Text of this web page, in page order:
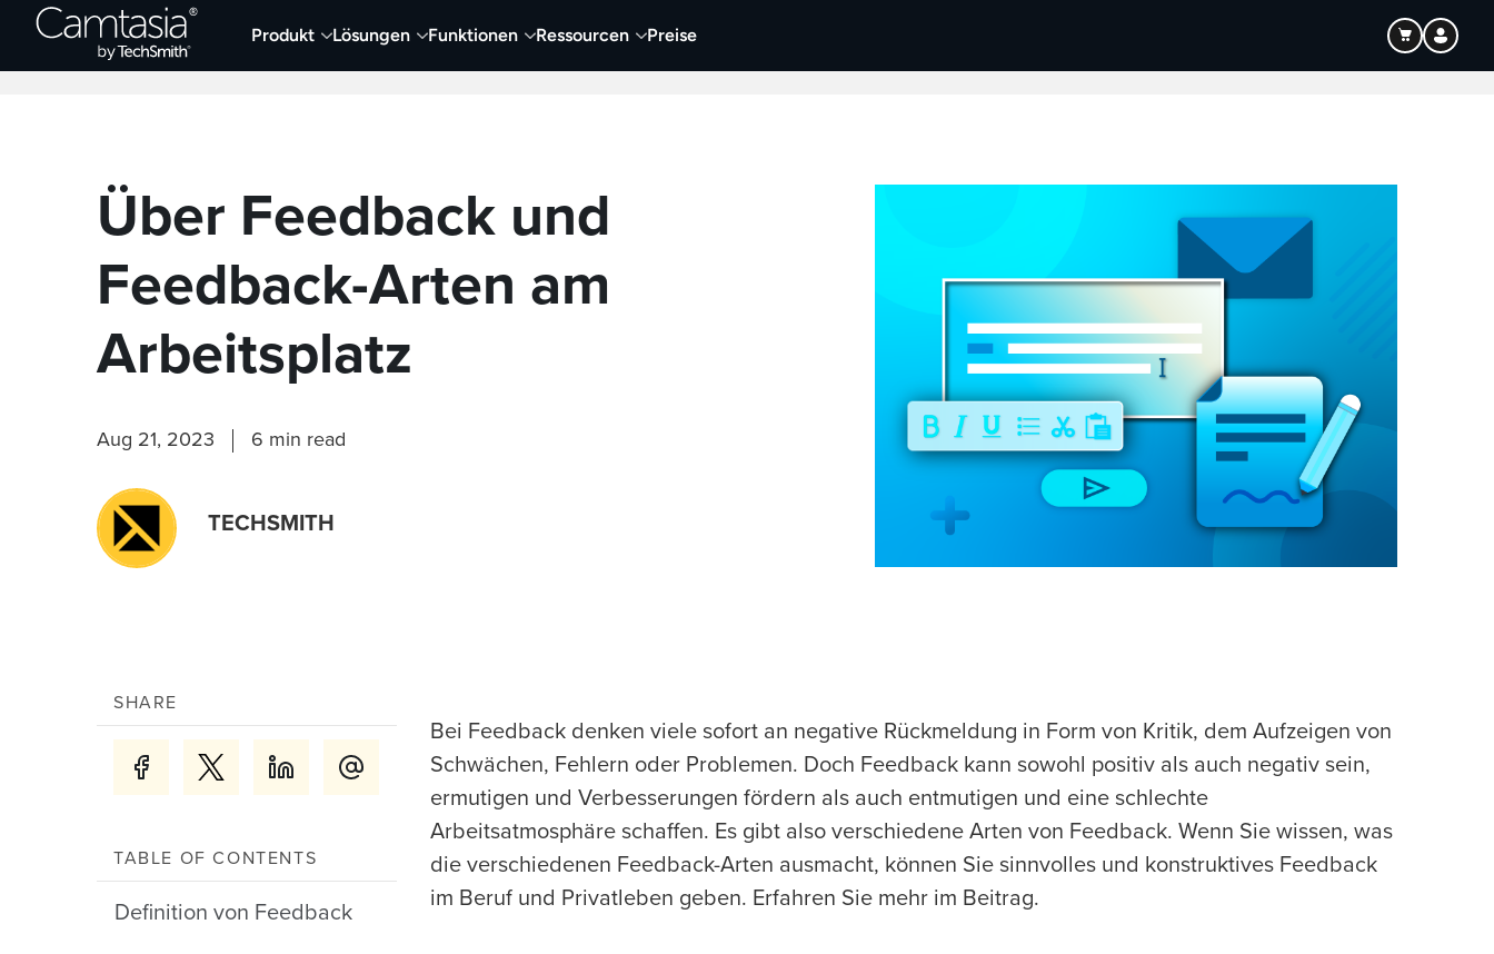
Direkt
Produkt Lösungen Funktionen Ressourcen Preise
Neueste Artikel Screen Capture und Aufnehmen Video Visueller Content
Über Feedback und
Feedback-Arten am
Arbeitsplatz
Aug 21, 2023 6 min read
TECHSMITH
SHARE
TABLE OF CONTENTS
Definition von Feedback
Bei Feedback denken viele sofort an negative Rückmeldung in Form von Kritik, dem Aufzeigen von
Schwächen, Fehlern oder Problemen. Doch Feedback kann sowohl positiv als auch negativ sein,
ermutigen und Verbesserungen fördern als auch entmutigen und eine schlechte
Arbeitsatmosphäre schaffen. Es gibt also verschiedene Arten von Feedback. Wenn Sie wissen, was
die verschiedenen Feedback-Arten ausmacht, können Sie sinnvolles und konstruktives Feedback
im Beruf und Privatleben geben. Erfahren Sie mehr im Beitrag.